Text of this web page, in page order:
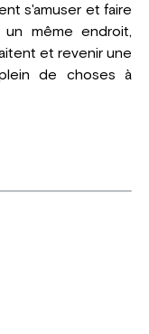
s'amuser et faire
même endroit,
et revenir une
de choses à